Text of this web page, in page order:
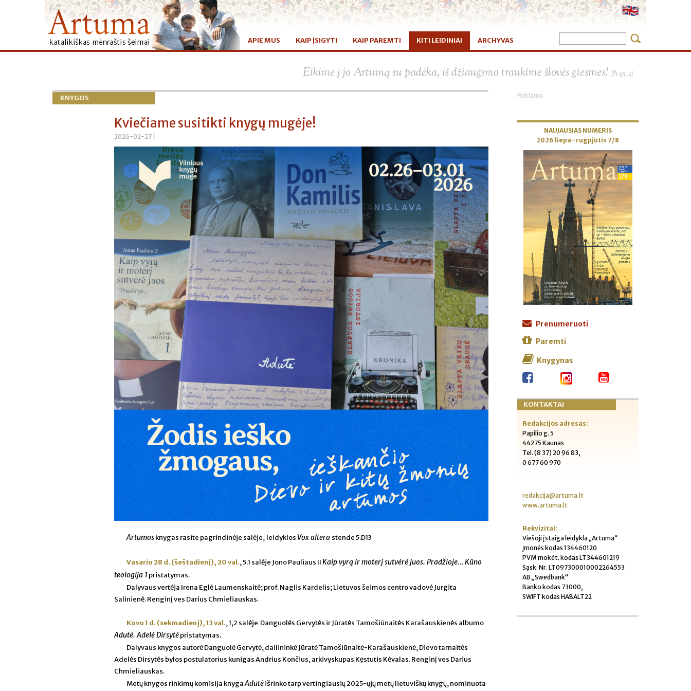
APIE MUS KAIP ĮSIGYTI KAIP PAREMTI KITI LEIDINIAI ARCHYVAS
Eikime į jo Artumą su padėka, iš džiaugsmo traukime šlovės giesmes! (Ps 95, 2)
KNYGOS
Kviečiame susitikti knygų mugėje!
2026-02-27
Artumosknygas rasite pagrindinėje salėje, leidyklos Vox altera stende 5.D13
Vasario 28 d. (šeštadienį), 20 val., 5.1 salėje Jono Pauliaus IIKaip vyrą ir moterį sutvėrė juos. Pradžioje...Kūno
teologija 1 pristatymas.
Dalyvaus vertėja Irena Eglė Laumenskaitė; prof. Naglis Kardelis; Lietuvos šeimos centro vadovė Jurgita
Salinienė. Renginį ves Darius Chmieliauskas.
Kovo 1 d. (sekmadienį), 13 val., 1,2 salėje Danguolės Gervytės ir Jūratės Tamošiūnaitės Karašauskienės albumo
Adutė. Adelė Dirsytėpristatymas.
Dalyvaus knygos autorė Danguolė Gervytė, dailininkė Jūratė Tamošiūnaitė-Karašauskienė, Dievo tarnaitės
Adelės Dirsytės bylos postulatorius kunigas Andrius Končius, arkivyskupas Kęstutis Kėvalas. Renginį ves Darius
Chmieliauskas.
Metų knygos rinkimų komisija knygaAdutėišrinko tarp vertingiausių 2025-ųjų metų lietuviškų knygų, nominuota
Reklama
NAUJAUSIAS NUMERIS
2026 liepa–rugpjūtis 7/8
Prenumeruoti
Paremti
Knygynas
KONTAKTAI
Redakcijos adresas:
Papilio g. 5
44275 Kaunas
Tel. (8 37) 20 96 83,
0 677 60 970
redakcija@artuma.lt
www.artuma.lt
Rekvizitai:
Viešoji įstaiga leidykla „Artuma“
Įmonės kodas 134460120
PVM mokėt. kodas LT344601219
Sąsk. Nr. LT097300010002264553
AB „Swedbank“
Banko kodas 73000,
SWIFT kodas HABALT22